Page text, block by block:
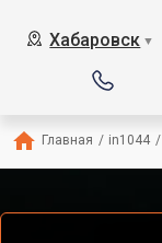
Хабаровск ▼
Главная / in1044 /